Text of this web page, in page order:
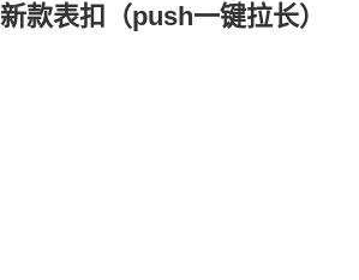
新款表扣（push一键拉长）